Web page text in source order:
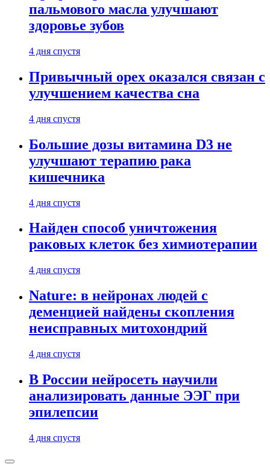
пальмового масла улучшают
здоровье зубов
4 дня спустя
Привычный орех оказался связан с
улучшением качества сна
4 дня спустя
Большие дозы витамина D3 не
улучшают терапию рака
кишечника
4 дня спустя
Найден способ уничтожения
раковых клеток без химиотерапии
4 дня спустя
Nature: в нейронах людей с
деменцией найдены скопления
неисправных митохондрий
4 дня спустя
В России нейросеть научили
анализировать данные ЭЭГ при
эпилепсии
4 дня спустя